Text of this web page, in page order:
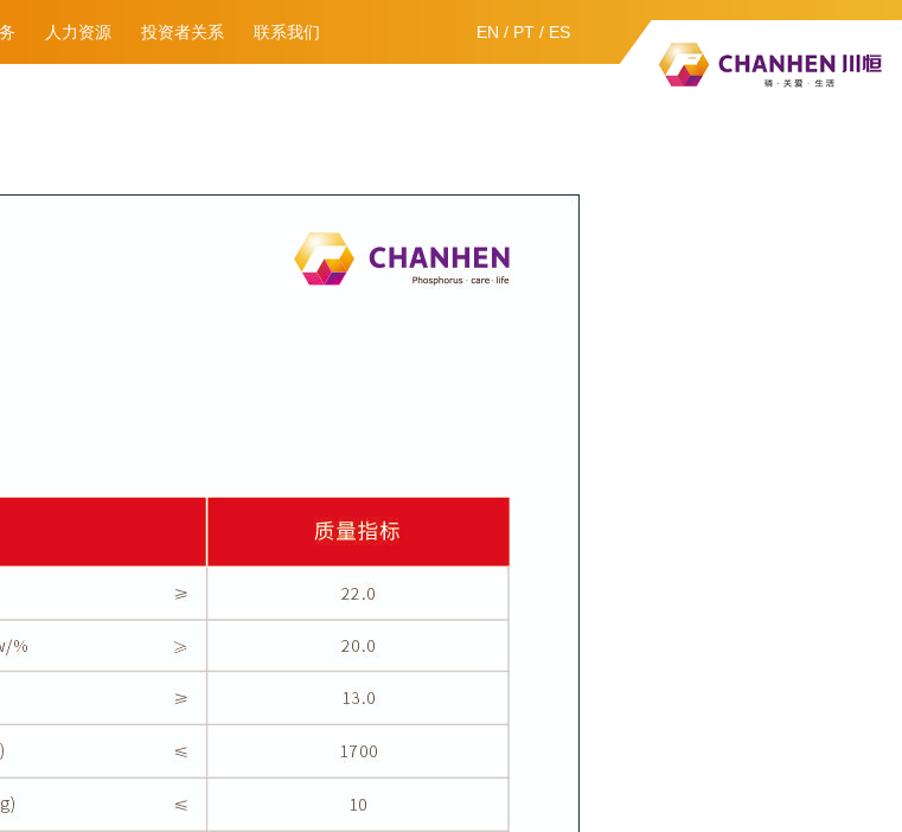
EN / PT / ES
人力资源 投资者关系 联系我们